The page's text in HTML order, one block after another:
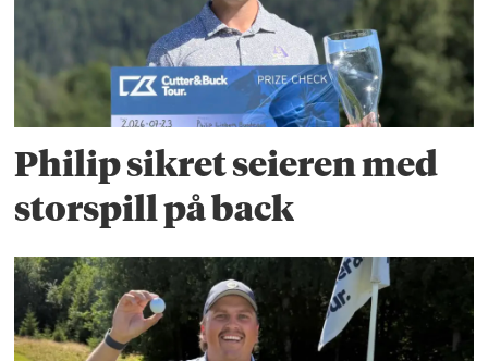
Philip sikret seieren med
storspill på back